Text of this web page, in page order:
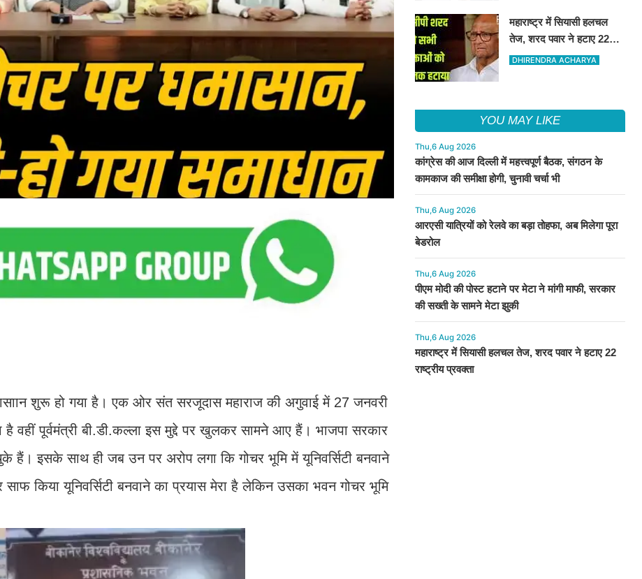
शुरू हो गया है। एक ओर संत सरजूदास महाराज की अगुवाई में 27 जनवरी
है वहीं पूर्वमंत्री बी.डी.कल्ला इस मुद्दे पर खुलकर सामने आए हैं। भाजपा सरकार
हैं। इसके साथ ही जब उन पर अरोप लगा कि गोचर भूमि में यूनिवर्सिटी बनवाने
किया यूनिवर्सिटी बनवाने का प्रयास मेरा है लेकिन उसका भवन गोचर भूमि
महाराष्ट्र में सियासी हलचल
तेज, शरद पवार ने हटाए 22
राष्ट्रीय प्रवक्ता
DHIRENDRA ACHARYA
YOU MAY LIKE
Thu,6 Aug 2026
कांग्रेस की आज दिल्ली में महत्त्वपूर्ण बैठक, संगठन के
कामकाज की समीक्षा होगी, चुनावी चर्चा भी
Thu,6 Aug 2026
आरएसी यात्रियों को रेलवे का बड़ा तोहफा, अब मिलेगा पूरा
बेडरोल
Thu,6 Aug 2026
पीएम मोदी की पोस्ट हटाने पर मेटा ने मांगी माफी, सरकार
की सख्ती के सामने मेटा झुकी
Thu,6 Aug 2026
महाराष्ट्र में सियासी हलचल तेज, शरद पवार ने हटाए 22
राष्ट्रीय प्रवक्ता